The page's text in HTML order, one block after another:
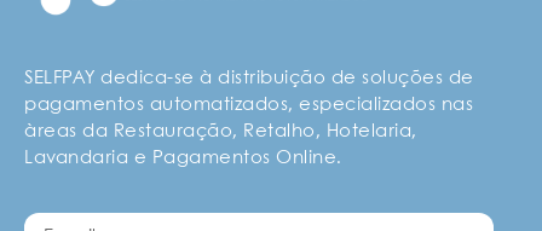
SELFPAY dedica-se à distribuição de soluções de
pagamentos automatizados, especializados nas
àreas da Restauração, Retalho, Hotelaria,
Lavandaria e Pagamentos Online.